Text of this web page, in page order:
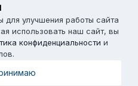
улучшения работы сайта
использовать наш сайт, вы
конфиденциальности и